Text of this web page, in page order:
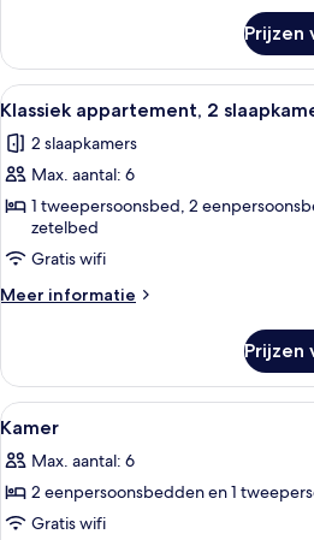
appartement,
Meerdere
bedden
Prijzen
Alle
foto's
voor
Klassiek
appartement,
slaapkamers
laden
Een
35
Klassiek appartement, 2
2 slaapkamers
Max. aantal: 6
1 tweepersoonsbed, 2
zetelbed
Gratis wifi
Meer informatie
Meer
appartement,
slaapkamers
Prijzen
Alle
foto's
voor
Kamer
laden
15
Kamer
Max. aantal: 6
2 eenpersoonsbedden en 1
Gratis wifi